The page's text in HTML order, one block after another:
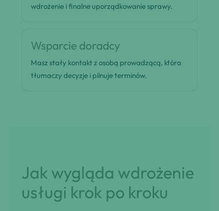
wdrożenie i finalne uporządkowanie sprawy.
Wsparcie doradcy
Masz stały kontakt z osobą prowadzącą, która
tłumaczy decyzje i pilnuje terminów.
Jak wygląda wdrożenie
usługi krok po kroku